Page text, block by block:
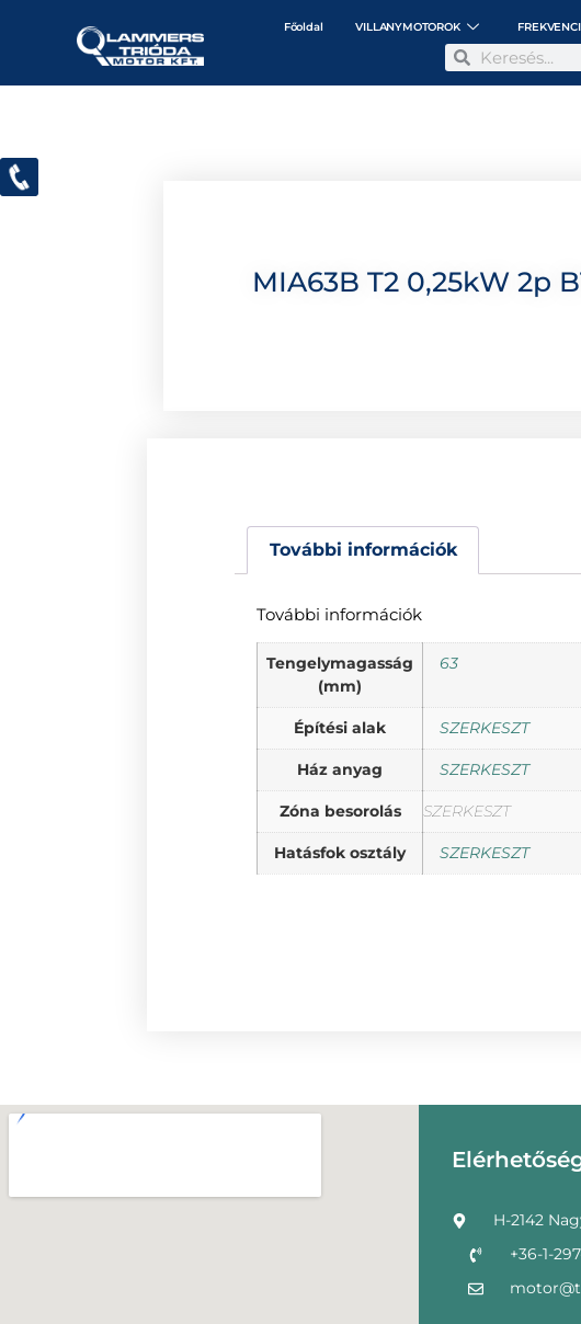
Főoldal VILLANYMOTOROK
MIA63B T2 0,25kW 2p
További információk
További információk
Tengelymagasság
(mm)
63
Építési alak SZERKESZT
Ház anyag SZERKESZT
Zóna besorolás SZERKESZT
Hatásfok osztály SZERKESZT
H-2142
+36-1-